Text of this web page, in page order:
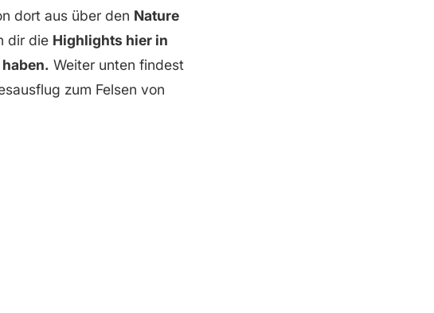
dort aus über den Nature
dir die Highlights hier in
Weiter unten findest
zum Felsen von